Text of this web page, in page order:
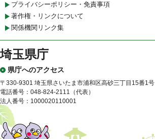
プライバシーポリシー・免責事項
著作権・リンクについて
関係機関リンク集
埼玉県庁
県庁へのアクセス
〒330-9301 埼玉県さいたま市浦和区高砂三丁目15番1号
電話番号：048-824-2111（代表）
法人番号：1000020110001